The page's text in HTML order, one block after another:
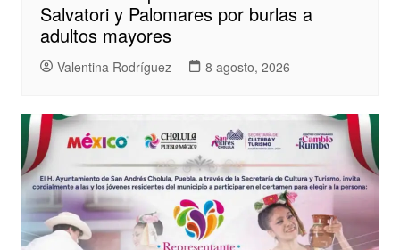
Salvatori y Palomares por burlas a
adultos mayores
Valentina Rodríguez 8 agosto, 2026